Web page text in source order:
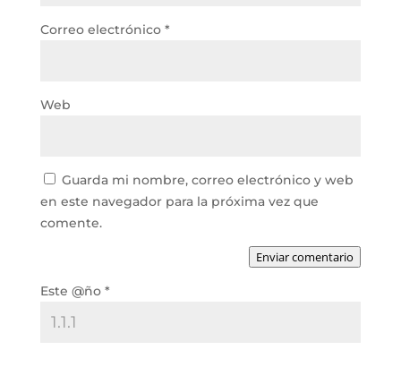
Correo electrónico *
Web
Guarda mi nombre, correo electrónico y web
en este navegador para la próxima vez que
comente.
Enviar comentario
Este @ño *